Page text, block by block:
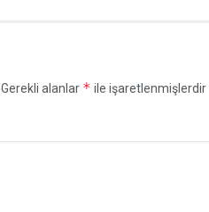
Gerekli alanlar * ile işaretlenmişlerdir